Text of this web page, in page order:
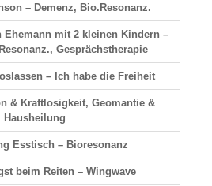
– Demenz, Bio.Resonanz.
Ehemann mit 2 kleinen Kindern –
Gesprächstherapie
– Ich habe die Freiheit
& Kraftlosigkeit, Geomantie &
Hausheilung
Esstisch – Bioresonanz
beim Reiten – Wingwave